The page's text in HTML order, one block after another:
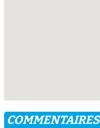
COMMENTAIRES